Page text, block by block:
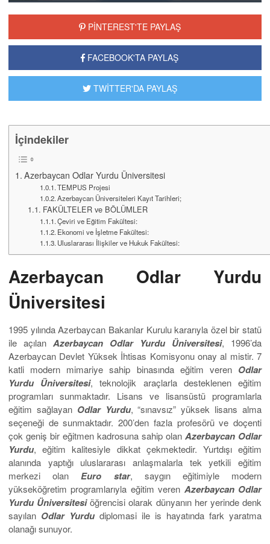
PİNTEREST'TE PAYLAŞ
FACEBOOK'TA PAYLAŞ
TWİTTER'DA PAYLAŞ
İçindekiler
Azerbaycan Odlar Yurdu Üniversitesi
TEMPUS Projesi
Azerbaycan Üniversiteleri Kayıt Tarihleri;
FAKÜLTELER ve BÖLÜMLER
Çeviri ve Eğitim Fakültesi:
Ekonomi ve İşletme Fakültesi:
Uluslararası İlişkiler ve Hukuk Fakültesi:
Azerbaycan Odlar Yurdu
Üniversitesi
1995 yılında Azerbaycan Bakanlar Kurulu kararıyla özel bir statü
ile açılan Azerbaycan Odlar Yurdu Üniversitesi, 1996’da
Azerbaycan Devlet Yüksek İhtisas Komisyonu onay al mistir. 7
katli modern mimariye sahip binasında eğitim veren Odlar
Yurdu Üniversitesi, teknolojik araçlarla desteklenen eğitim
programları sunmaktadır. Lisans ve lisansüstü programlarla
eğitim sağlayan Odlar Yurdu, “sınavsız” yüksek lisans alma
seçeneği de sunmaktadır. 200’den fazla profesörü ve doçenti
çok geniş bir eğitmen kadrosuna sahip olan Azerbaycan Odlar
Yurdu, eğitim kalitesiyle dikkat çekmektedir. Yurtdışı eğitim
alanında yaptığı uluslararası anlaşmalarla tek yetkili eğitim
merkezi olanEuro star, saygın eğitimiyle modern
yükseköğretim programlarıyla eğitim veren Azerbaycan Odlar
Yurdu Üniversitesiöğrencisi olarak dünyanın her yerinde denk
sayılan Odlar Yurdu diplomasi ile is hayatında fark yaratma
olanağı sunuyor.